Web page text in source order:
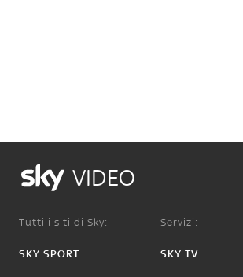
VIDEO
Tutti i siti di Sky:
SKY SPORT
Servizi:
SKY TV